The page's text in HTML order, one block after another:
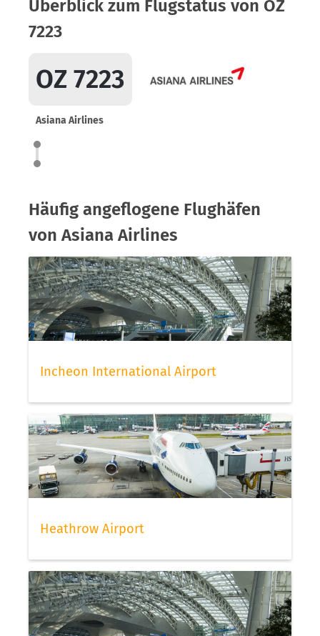
Überblick zum Flugstatus von OZ
7223
OZ 7223
Asiana Airlines
Häufig angeflogene Flughäfen
von Asiana Airlines
Incheon International Airport
Heathrow Airport